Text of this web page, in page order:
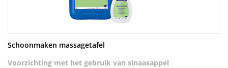
Schoonmaken massagetafel
Voorzichting met het gebruik van sinaasappel